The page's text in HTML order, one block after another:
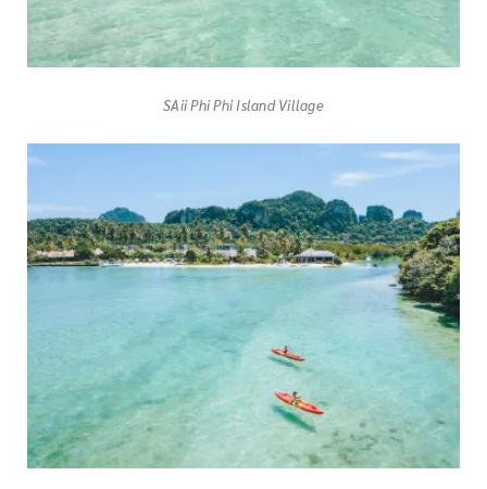
SAii Phi Phi Island Village